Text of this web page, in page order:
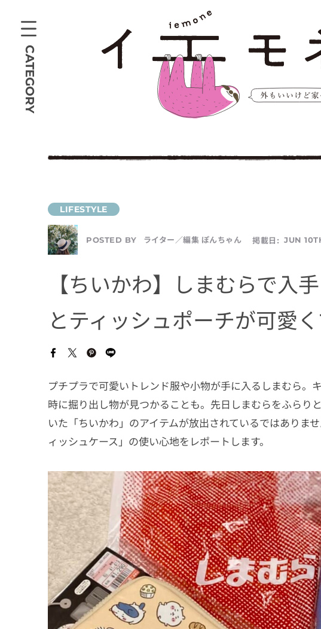
CATEGORY
POSTED BY ライター／編集 ぽんちゃん 掲載日: JUN
【ちいかわ】しまむらで入
とティッシュポーチが可愛
プチプラで可愛いトレンド服や小物が手に入るしまむら。
時に掘り出し物が見つかることも。先日しまむらをふらり
いた「ちいかわ」のアイテムが放出されているではありま
ィッシュケース」の使い心地をレポートします。